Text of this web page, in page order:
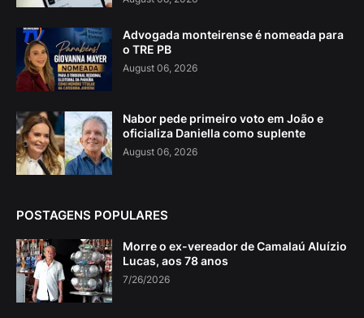
Advogada monteirense é nomeada para
o TRE PB
August 06, 2026
Nabor pede primeiro voto em João e
oficializa Daniella como suplente
August 06, 2026
POSTAGENS POPULARES
Morre o ex-vereador de Camalaú Aluízio
Lucas, aos 78 anos
7/26/2026